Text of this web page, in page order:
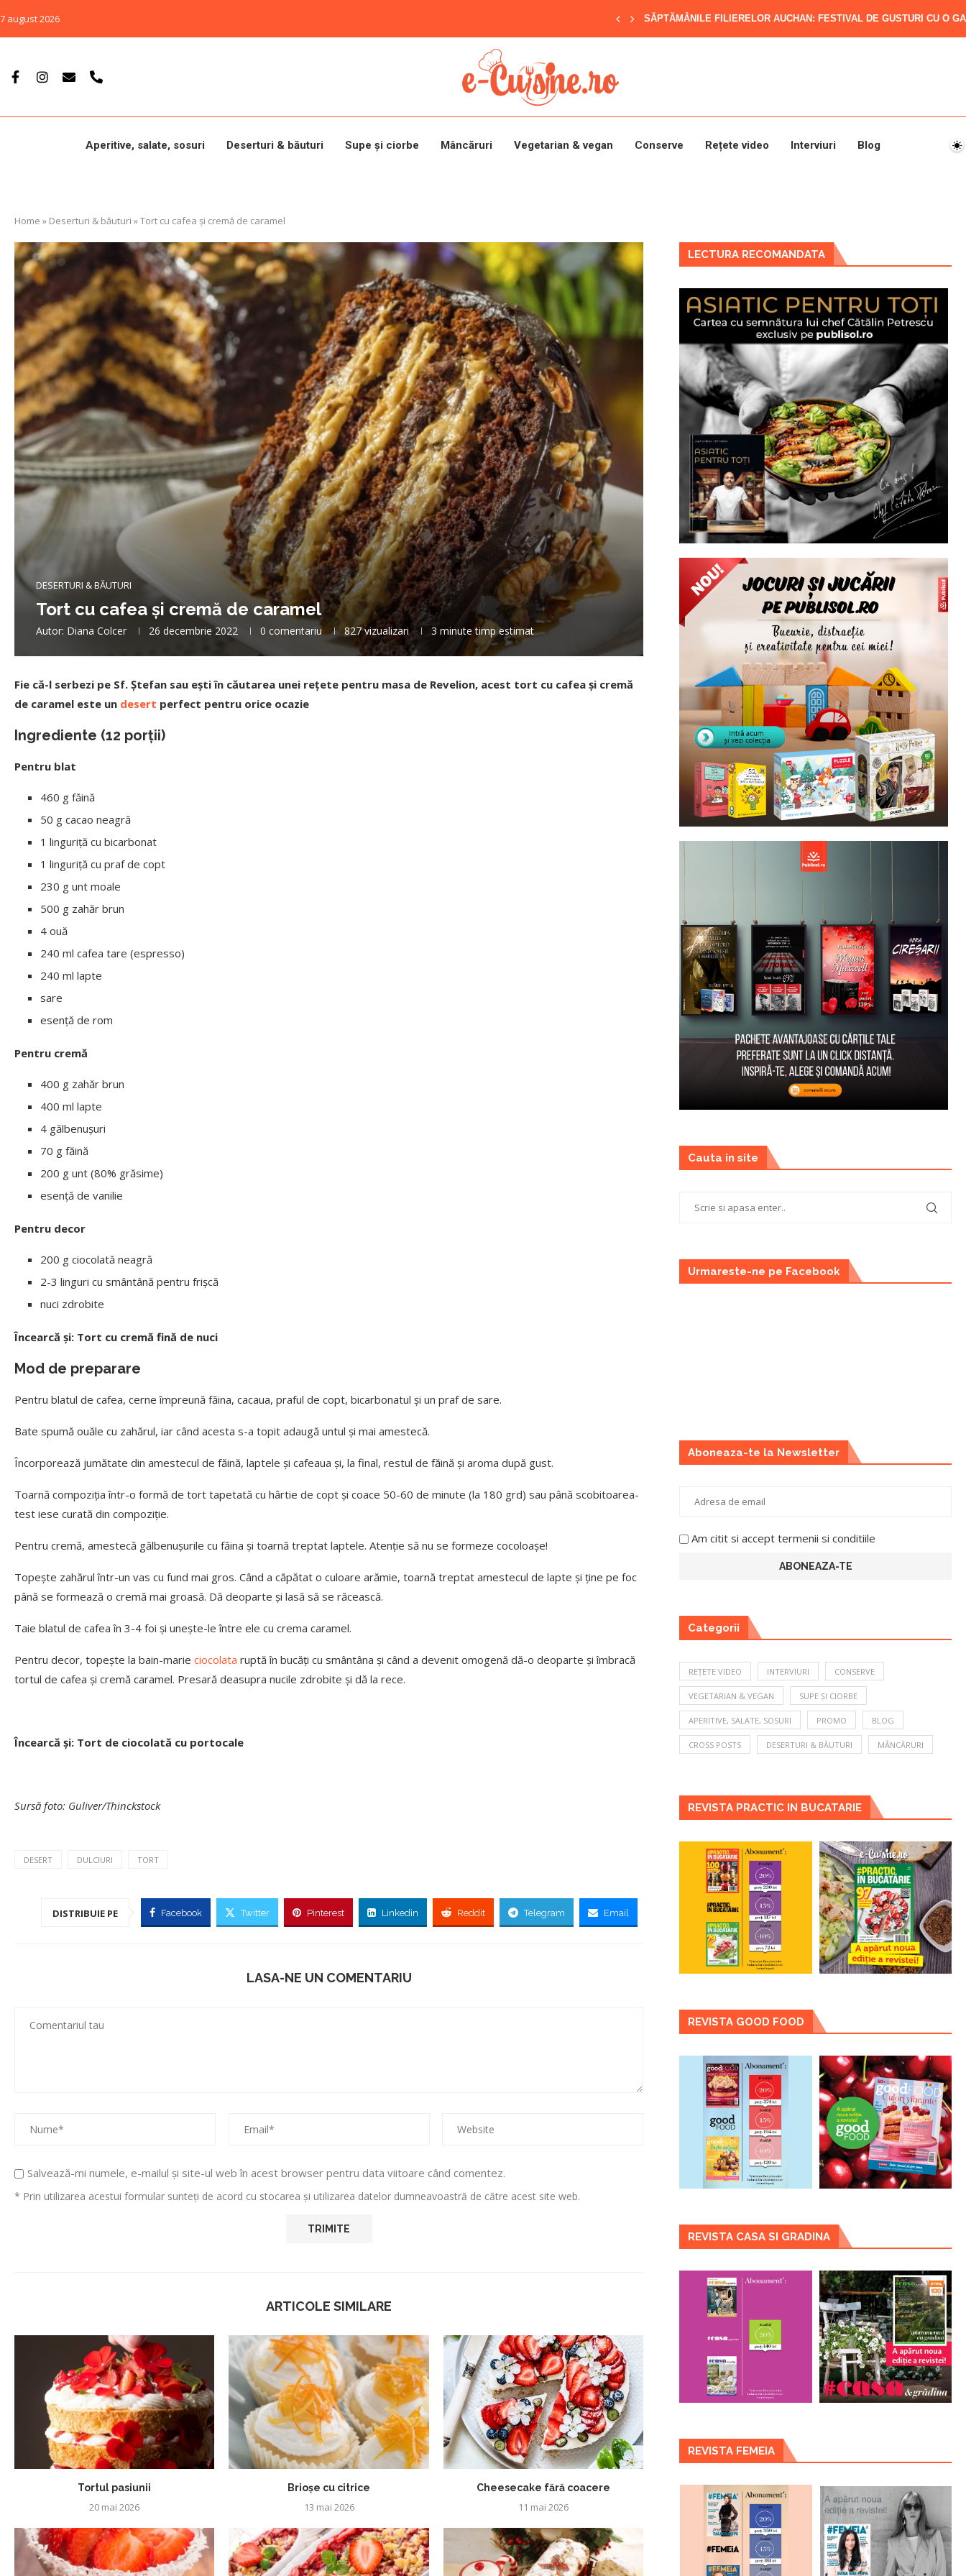
7 august 2026 SĂPTĂMÂNILE FILIERELOR AUCHAN: FESTIVAL DE GUSTURI CU O
Aperitive, salate, sosuri Deserturi & băuturi Supe și ciorbe Mâncăruri Vegetarian & vegan Conserve Rețete video Interviuri Blog
Home » Deserturi & băuturi »Tort cu cafea și cremă de caramel
DESERTURI & BĂUTURI
Tort cu cafea și cremă de caramel
Autor: Diana Colcer 26 decembrie 2022 0 comentariu 827vizualizari 3 minute timp estimat
Fie că-l serbezi pe Sf. Ștefan sau ești în căutarea unei rețete pentru masa de Revelion, acest tort cu cafea și cremă
de caramel este un desert perfect pentru orice ocazie
Ingrediente (12 porții)
Pentru blat
460 g făină
50 g cacao neagră
1 linguriță cu bicarbonat
1 linguriță cu praf de copt
230 g unt moale
500 g zahăr brun
4 ouă
240 ml cafea tare (espresso)
240 ml lapte
sare
esență de rom
Pentru cremă
400 g zahăr brun
400 ml lapte
4 gălbenușuri
70 g făină
200 g unt (80% grăsime)
esență de vanilie
Pentru decor
200 g ciocolată neagră
2-3 linguri cu smântână pentru frișcă
nuci zdrobite
Încearcă și: Tort cu cremă fină de nuci
Mod de preparare
Pentru blatul de cafea, cerne împreună făina, cacaua, praful de copt, bicarbonatul și un praf de sare.
Bate spumă ouăle cu zahărul, iar când acesta s-a topit adaugă untul și mai amestecă.
Încorporează jumătate din amestecul de făină, laptele și cafeaua și, la final, restul de făină și aroma după gust.
Toarnă compoziția într-o formă de tort tapetată cu hârtie de copt și coace 50-60 de minute (la 180 grd) sau până scobitoarea-
test iese curată din compoziție.
Pentru cremă, amestecă gălbenușurile cu făina și toarnă treptat laptele. Atenție să nu se formeze cocoloașe!
Topește zahărul într-un vas cu fund mai gros. Când a căpătat o culoare arămie, toarnă treptat amestecul de lapte și ține pe foc
până se formează o cremă mai groasă. Dă deoparte și lasă să se răcească.
Taie blatul de cafea în 3-4 foi și unește-le între ele cu crema caramel.
Pentru decor, topește la bain-marie ciocolata ruptă în bucăți cu smântâna și când a devenit omogenă dă-o deoparte și îmbracă
tortul de cafea și cremă caramel. Presară deasupra nucile zdrobite și dă la rece.
Încearcă și: Tort de ciocolată cu portocale
Sursă foto: Guliver/Thinckstock
DESERT DULCIURI TORT
DISTRIBUIE PE Facebook Twitter Pinterest Linkedin Reddit Telegram Email
LASA-NE UN COMENTARIU
Salvează-mi numele, e-mailul și site-ul web în acest browser pentru data viitoare când comentez.
* Prin utilizarea acestui formular sunteți de acord cu stocarea și utilizarea datelor dumneavoastră de către acest site web.
ARTICOLE SIMILARE
Tortul pasiunii
20 mai 2026
Brioșe cu citrice
13 mai 2026
Cheesecake fără coacere
11 mai 2026
LECTURA RECOMANDATA
Cauta in site
Urmareste-ne pe Facebook
Aboneaza-te la Newsletter
Am citit si accept termenii si conditiile
Categorii
REȚETE VIDEO INTERVIURI CONSERVE
VEGETARIAN & VEGAN SUPE ȘI CIORBE
APERITIVE, SALATE, SOSURI PROMO BLOG
CROSS POSTS DESERTURI & BĂUTURI MÂNCĂRURI
REVISTA PRACTIC IN BUCATARIE
REVISTA GOOD FOOD
REVISTA CASA SI GRADINA
REVISTA FEMEIA